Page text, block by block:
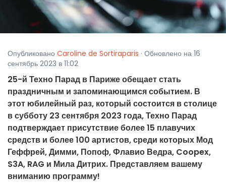
Опубликовано Caroline de Sortiraparis · Обновлено на 16
сентябрь 2023 в 11:02
25-й Техно Парад в Париже обещает стать
праздничным и запоминающимся событием. В
этот юбилейный раз, который состоится в столице
в субботу 23 сентября 2023 года, Техно Парад
подтверждает присутствие более 15 плавучих
средств и более 100 артистов, среди которых Мод
Геффрей, Димми, Попоф, Флавио Ведра, Coopex,
S3A, RAG и Мила Дитрих. Представляем вашему
вниманию программу!